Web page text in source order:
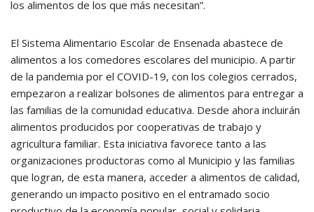
los alimentos de los que más necesitan”.
El Sistema Alimentario Escolar de Ensenada abastece de
alimentos a los comedores escolares del municipio. A partir
de la pandemia por el COVID-19, con los colegios cerrados,
empezaron a realizar bolsones de alimentos para entregar a
las familias de la comunidad educativa. Desde ahora incluirán
alimentos producidos por cooperativas de trabajo y
agricultura familiar. Esta iniciativa favorece tanto a las
organizaciones productoras como al Municipio y las familias
que logran, de esta manera, acceder a alimentos de calidad,
generando un impacto positivo en el entramado socio